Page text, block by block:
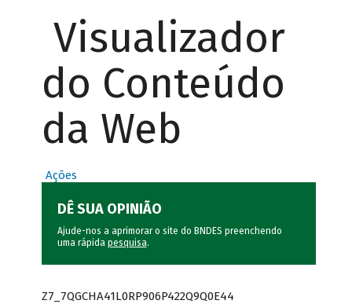
Visualizador
do Conteúdo
da Web
Ações
DÊ SUA OPINIÃO
Ajude-nos a aprimorar o site do BNDES preenchendo
uma rápida pesquisa.
Z7_7QGCHA41L0RP906P422Q9Q0E44